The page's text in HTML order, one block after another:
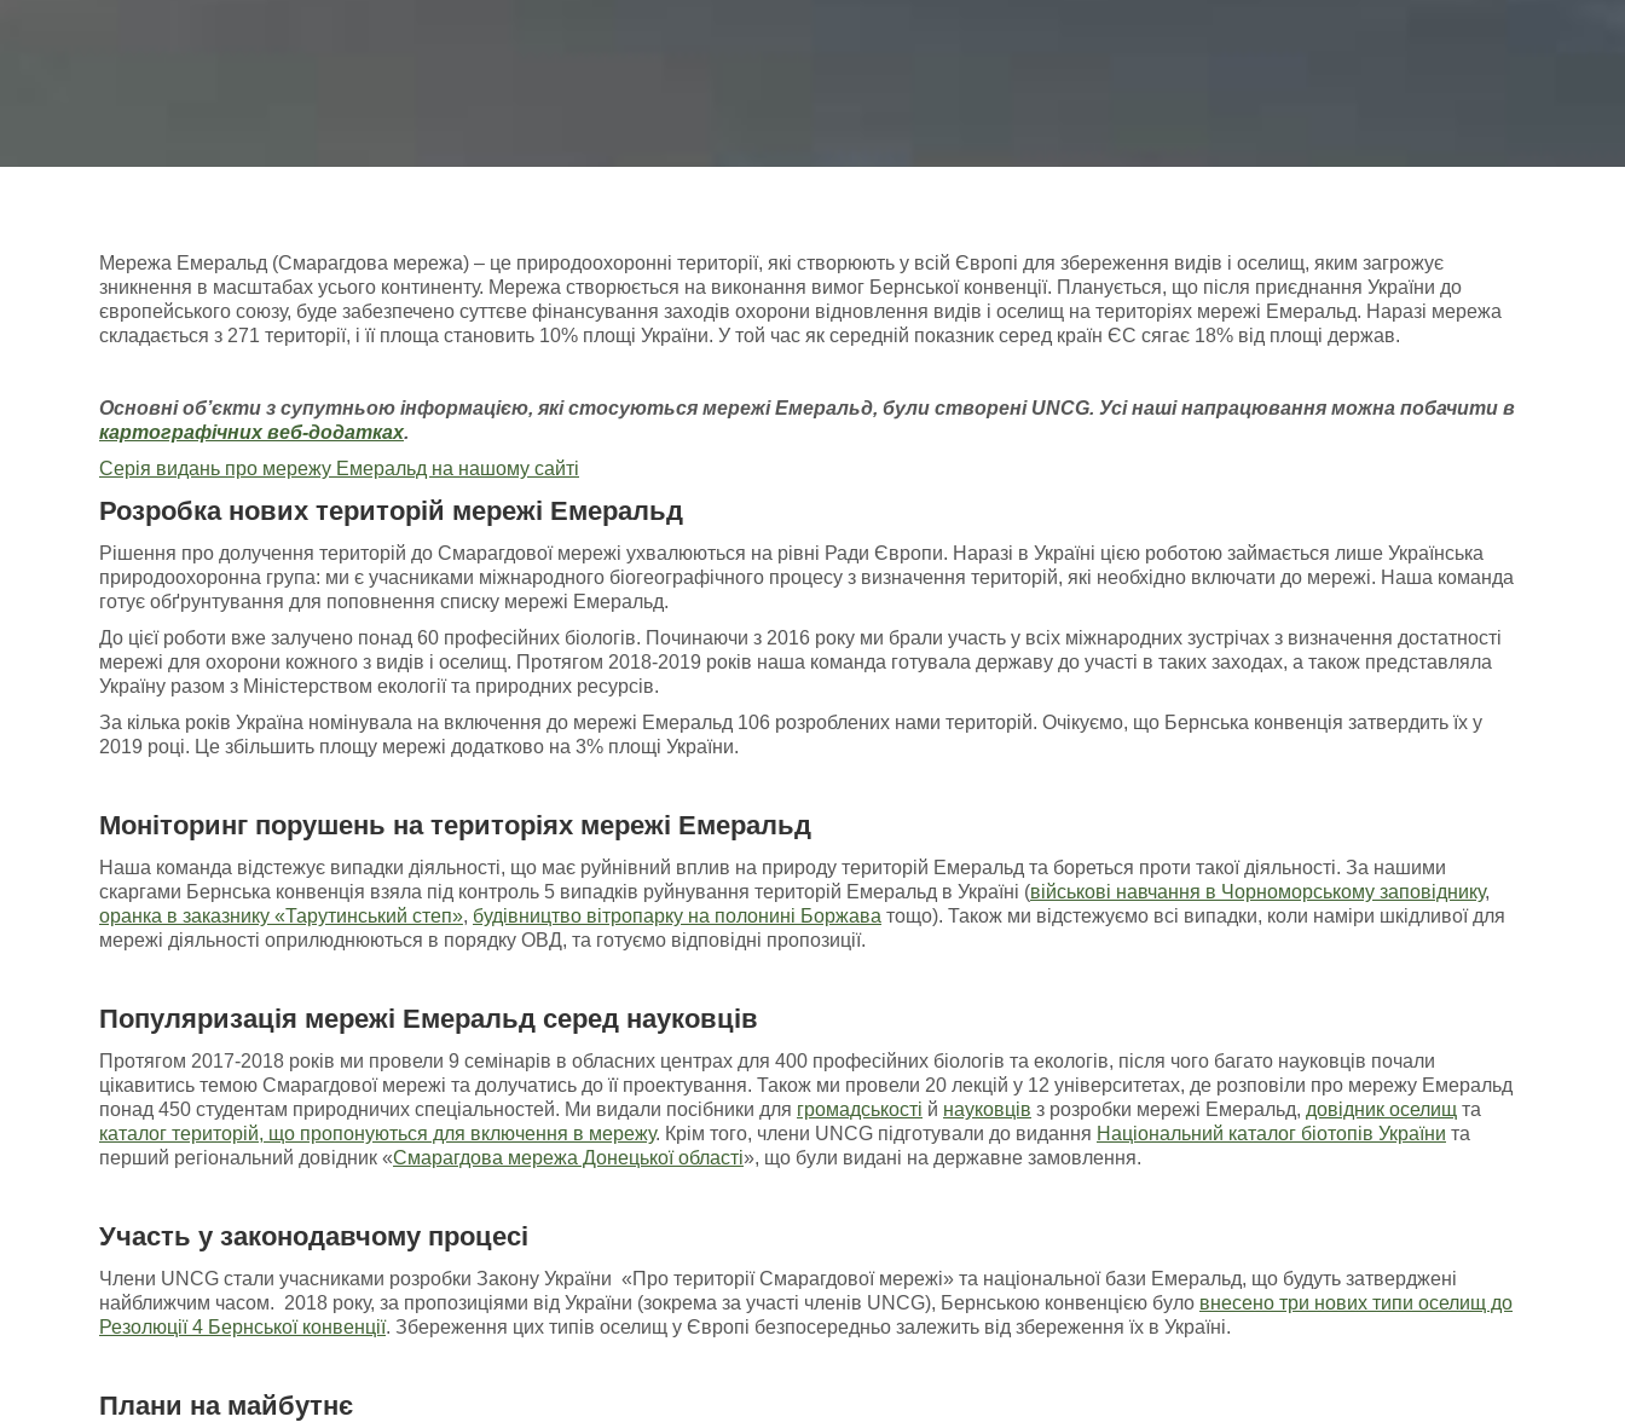
Мережа Емеральд (Смарагдова мережа) – це природоохоронні території, які створюють у всій Європі для збереження видів і оселищ, яким загрожує
зникнення в масштабах усього континенту. Мережа створюється на виконання вимог Бернської конвенції. Планується, що після приєднання України до
європейського союзу, буде забезпечено суттєве фінансування заходів охорони відновлення видів і оселищ на територіях мережі Емеральд. Наразі мережа
складається з 271 території, і її площа становить 10% площі України. У той час як середній показник серед країн ЄС сягає 18% від площі держав.
Основні об’єкти з супутньою інформацією, які стосуються мережі Емеральд, були створені UNCG. Усі наші напрацювання можна побачити в
картографічних веб-додатках.
Серія видань про мережу Емеральд на нашому сайті
Розробка нових територій мережі Емеральд
Рішення про долучення територій до Смарагдової мережі ухвалюються на рівні Ради Європи. Наразі в Україні цією роботою займається лише Українська
природоохоронна група: ми є учасниками міжнародного біогеографічного процесу з визначення територій, які необхідно включати до мережі. Наша команда
готує обґрунтування для поповнення списку мережі Емеральд.
До цієї роботи вже залучено понад 60 професійних біологів. Починаючи з 2016 року ми брали участь у всіх міжнародних зустрічах з визначення достатності
мережі для охорони кожного з видів і оселищ. Протягом 2018-2019 років наша команда готувала державу до участі в таких заходах, а також представляла
Україну разом з Міністерством екології та природних ресурсів.
За кілька років Україна номінувала на включення до мережі Емеральд 106 розроблених нами територій. Очікуємо, що Бернська конвенція затвердить їх у
2019 році. Це збільшить площу мережі додатково на 3% площі України.
Моніторинг порушень натериторіях мережі Емеральд
Наша команда відстежує випадки діяльності, що має руйнівний вплив на природу територій Емеральд та бореться проти такої діяльності. За нашими
скаргами Бернська конвенція взяла під контроль 5 випадків руйнування територій Емеральд в Україні (військові навчання в Чорноморському заповіднику,
оранка в заказнику «Тарутинський степ», будівництво вітропарку на полонині Боржава тощо). Також ми відстежуємо всі випадки, коли наміри шкідливої для
мережі діяльності оприлюднюються в порядку ОВД, та готуємо відповідні пропозиції.
Популяризація мережі Емеральд серед науковців
Протягом 2017-2018 років ми провели 9 семінарів в обласних центрах для 400 професійних біологів та екологів, після чого багато науковців почали
цікавитись темою Смарагдової мережі та долучатись до її проектування. Також ми провели 20 лекцій у 12 університетах, де розповіли про мережу Емеральд
понад 450 студентам природничих спеціальностей. Ми видали посібники для громадськості й науковців з розробки мережі Емеральд, довідник оселищ та
каталог територій, що пропонуються для включення в мережу. Крім того, члени UNCG підготували до видання Національний каталог біотопів України та
перший регіональний довідник «Смарагдова мережа Донецької області», що були видані на державне замовлення.
Участь у законодавчому процесі
Члени UNCG стали учасниками розробки Закону України «Про території Смарагдової мережі» та національної бази Емеральд, що будуть затверджені
найближчим часом. 2018 року, за пропозиціями від України (зокрема за участі членів UNCG), Бернською конвенцією було внесено три нових типи оселищ до
Резолюції 4 Бернської конвенції. Збереження цих типів оселищ у Європі безпосередньо залежить від збереження їх в Україні.
Плани на майбутнє